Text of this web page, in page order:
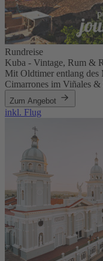
Rundreise
Kuba - Vintage, Rum &
Mit Oldtimer entlang des
Cimarrones im Viñales &
Zum Angebot
inkl. Flug